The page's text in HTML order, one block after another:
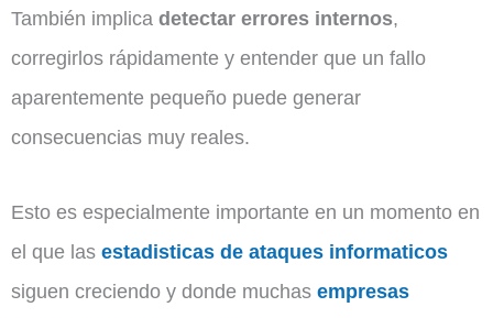
También implica detectar errores internos,
corregirlos rápidamente y entender que un fallo
aparentemente pequeño puede generar
consecuencias muy reales.
Esto es especialmente importante en un momento en
el que las estadisticas de ataques informaticos
siguen creciendo y donde muchas empresas